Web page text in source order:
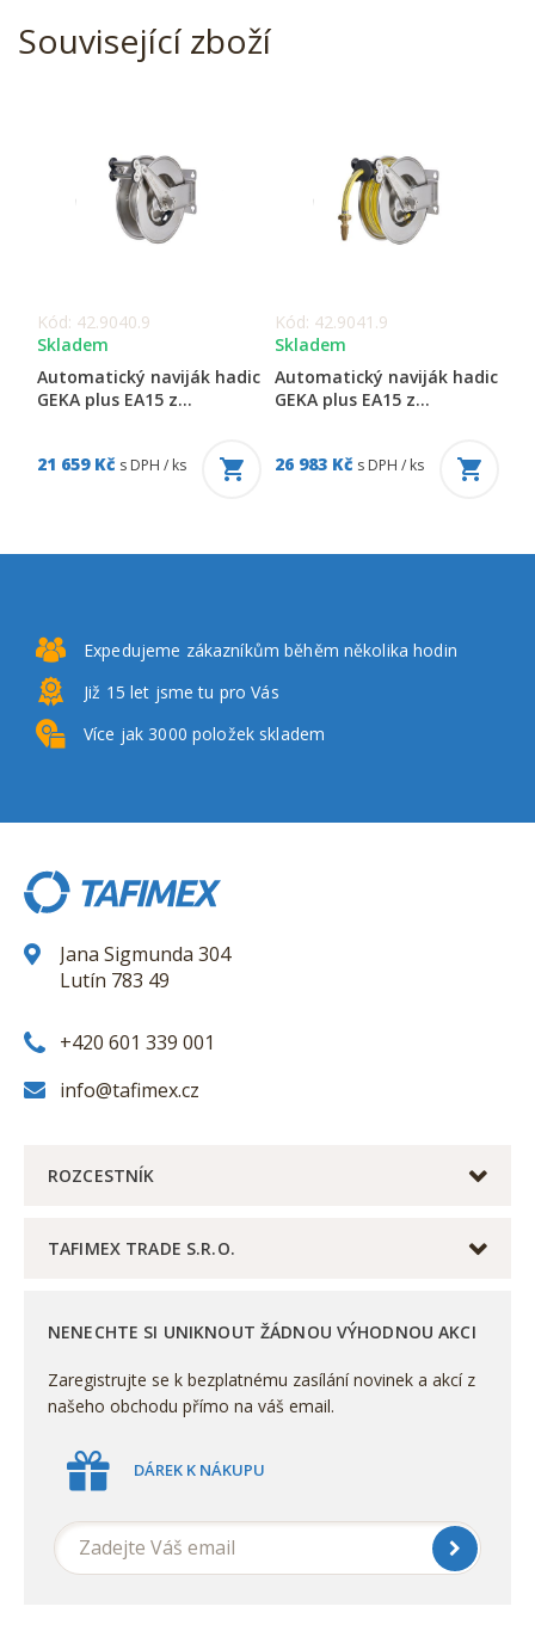
Související zboží
Kód: 42.9040.9
Skladem
Automatický naviják hadic
GEKA plus EA15 z...
21 659 Kč s DPH / ks
Kód: 42.9041.9
Skladem
Automatický naviják hadic
GEKA plus EA15 z...
26 983 Kč s DPH / ks
Expedujeme zákazníkům běhěm několika hodin
Již 15 let jsme tu pro Vás
Více jak 3000 položek skladem
Jana Sigmunda 304
Lutín 783 49
+420 601 339 001
info@tafimex.cz
ROZCESTNÍK
TAFIMEX TRADE S.R.O.
NENECHTE SI UNIKNOUT ŽÁDNOU VÝHODNOU AKCI
Zaregistrujte se k bezplatnému zasílání novinek a akcí z
našeho obchodu přímo na váš email.
DÁREK K NÁKUPU